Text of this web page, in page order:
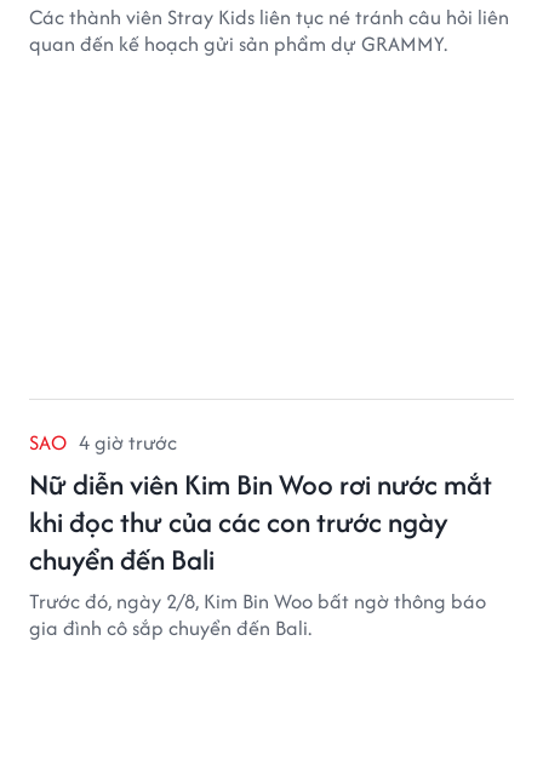
Các thành viên Stray Kids liên tục né tránh câu hỏi liên
quan đến kế hoạch gửi sản phẩm dự GRAMMY.
SAO 4 giờ trước
Nữ diễn viên Kim Bin Woo rơi nước mắt
khi đọc thư của các con trước ngày
chuyển đến Bali
Trước đó, ngày 2/8, Kim Bin Woo bất ngờ thông báo
gia đình cô sắp chuyển đến Bali.